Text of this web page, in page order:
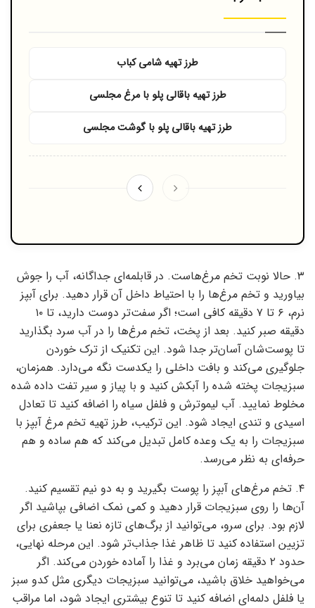
طرز تهیه شامی کباب
طرز تهیه باقالی پلو با مرغ مجلسی
طرز تهیه باقالی پلو با گوشت مجلسی
۳. حالا نوبت تخم مرغ‌هاست. در قابلمه‌ای جداگانه، آب را جوش
بیاورید و تخم مرغ‌ها را با احتیاط داخل آن قرار دهید. برای آبپز
نرم، ۶ تا ۷ دقیقه کافی است؛ اگر سفت‌تر دوست دارید، تا ۱۰
دقیقه صبر کنید. بعد از پخت، تخم مرغ‌ها را در آب سرد بگذارید
تا پوست‌شان آسان‌تر جدا شود. این تکنیک از ترک خوردن
جلوگیری می‌کند و بافت داخلی را یکدست نگه می‌دارد. همزمان،
سبزیجات پخته شده را آبکش کنید و با پیاز و سیر تفت داده شده
مخلوط نمایید. آب لیموترش و فلفل سیاه را اضافه کنید تا تعادل
اسیدی و تندی ایجاد شود. این ترکیب، طرز تهیه تخم مرغ آبپز با
سبزیجات را به یک وعده کامل تبدیل می‌کند که هم ساده و هم
حرفه‌ای به نظر می‌رسد.
۴. تخم مرغ‌های آبپز را پوست بگیرید و به دو نیم تقسیم کنید.
آن‌ها را روی سبزیجات قرار دهید و کمی نمک اضافی بپاشید اگر
لازم بود. برای سرو، می‌توانید از برگ‌های تازه نعنا یا جعفری برای
تزیین استفاده کنید تا ظاهر غذا جذاب‌تر شود. این مرحله نهایی،
حدود ۲ دقیقه زمان می‌برد و غذا را آماده خوردن می‌کند. اگر
می‌خواهید خلاق باشید، می‌توانید سبزیجات دیگری مثل کدو سبز
یا فلفل دلمه‌ای اضافه کنید تا تنوع بیشتری ایجاد شود، اما مراقب